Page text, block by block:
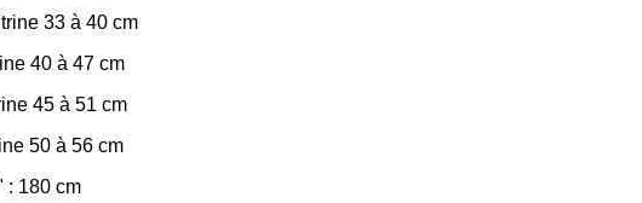
33 à 40 cm
40 à 47 cm
45 à 51 cm
50 à 56 cm
: 180 cm